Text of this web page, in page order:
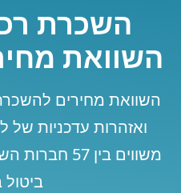
השכרת
השוואת
השוואת מחירים
ואזהרות עדכניות של
משווים בין